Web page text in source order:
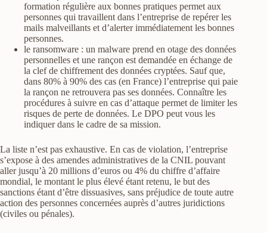
formation régulière aux bonnes pratiques permet aux
personnes qui travaillent dans l’entreprise de repérer les
mails malveillants et d’alerter immédiatement les bonnes
personnes.
le ransomware : un malware prend en otage des données
personnelles et une rançon est demandée en échange de
la clef de chiffrement des données cryptées. Sauf que,
dans 80% à 90% des cas (en France) l’entreprise qui paie
la rançon ne retrouvera pas ses données. Connaître les
procédures à suivre en cas d’attaque permet de limiter les
risques de perte de données. Le DPO peut vous les
indiquer dans le cadre de sa mission.
La liste n’est pas exhaustive. En cas de violation, l’entreprise
s’expose à des amendes administratives de la CNIL pouvant
aller jusqu’à 20 millions d’euros ou 4% du chiffre d’affaire
mondial, le montant le plus élevé étant retenu, le but des
sanctions étant d’être dissuasives, sans préjudice de toute autre
action des personnes concernées auprès d’autres juridictions
(civiles ou pénales).